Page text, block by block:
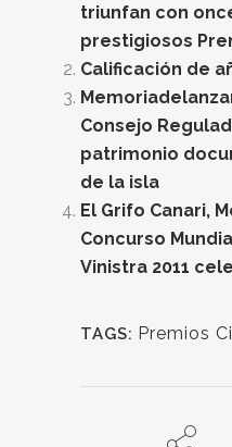
triunfan con
prestigiosos
Calificación de
Consejo
patrimonio
de la isla
El Grifo Canari,
Concurso
Vinistra 2011
TAGS: Premios